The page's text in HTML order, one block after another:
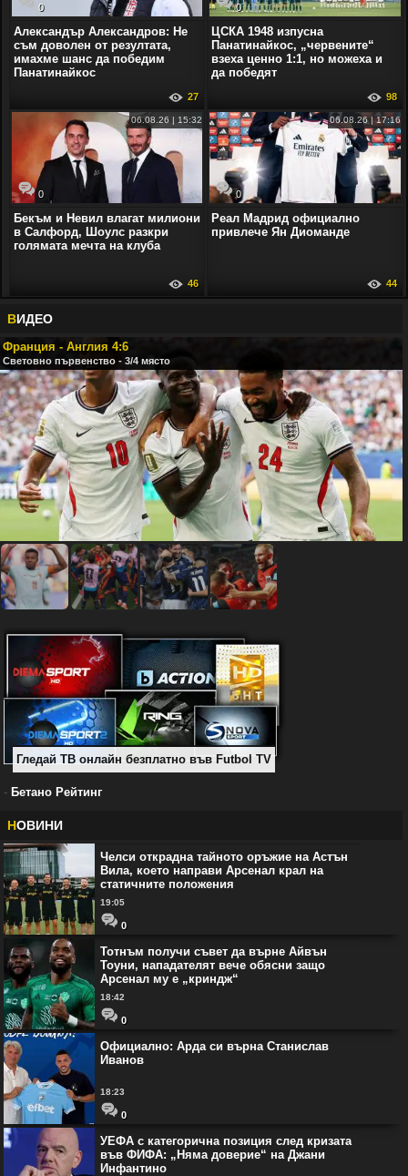
0
Александър Александров: Не
съм доволен от резултата,
имахме шанс да победим
Панатинайкос
27
0
ЦСКА 1948 изпусна
Панатинайкос, „червените“
взеха ценно 1:1, но можеха и
да победят
98
0
06.08.26 | 15:32
Бекъм и Невил влагат милиони
в Салфорд, Шоулс разкри
голямата мечта на клуба
46
0
06.08.26 | 17:16
Реал Мадрид официално
привлече Ян Диоманде
44
ВИДЕО
Франция - Англия 4:6
Световно първенство - 3/4 място
Гледай ТВ онлайн безплатно във Futbol TV
- Бетано Рейтинг
НОВИНИ
Челси открадна тайното оръжие на Астън
Вила, което направи Арсенал крал на
статичните положения
19:05
0
Тотнъм получи съвет да върне Айвън
Тоуни, нападателят вече обясни защо
Арсенал му е „криндж“
18:42
0
Официално: Арда си върна Станислав
Иванов
18:23
0
УЕФА с категорична позиция след кризата
във ФИФА: „Няма доверие“ на Джани
Инфантино